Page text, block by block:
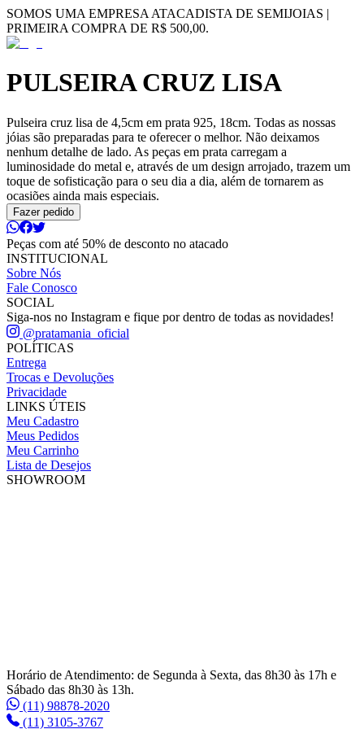
SOMOS UMA EMPRESA ATACADISTA DE SEMIJOIAS |
PRIMEIRA COMPRA DE R$ 500,00.
PULSEIRA CRUZ LISA
Pulseira cruz lisa de 4,5cm em prata 925, 18cm. Todas as nossas
jóias são preparadas para te oferecer o melhor. Não deixamos
nenhum detalhe de lado. As peças em prata carregam a
luminosidade do metal e, através de um design arrojado, trazem um
toque de sofisticação para o seu dia a dia, além de tornarem as
ocasiões ainda mais especiais.
Fazer pedido
Peças com até 50% de desconto no atacado
INSTITUCIONAL
Sobre Nós
Fale Conosco
SOCIAL
Siga-nos no Instagram e fique por dentro de todas as novidades!
@pratamania_oficial
POLÍTICAS
Entrega
Trocas e Devoluções
Privacidade
LINKS ÚTEIS
Meu Cadastro
Meus Pedidos
Meu Carrinho
Lista de Desejos
SHOWROOM
Horário de Atendimento: de Segunda à Sexta, das 8h30 às 17h e
Sábado das 8h30 às 13h.
(11) 98878-2020
(11) 3105-3767